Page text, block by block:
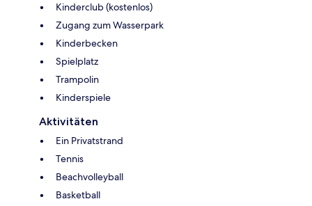
Kinderclub (kostenlos)
Zugang zum Wasserpark
Kinderbecken
Spielplatz
Trampolin
Kinderspiele
Aktivitäten
Ein Privatstrand
Tennis
Beachvolleyball
Basketball